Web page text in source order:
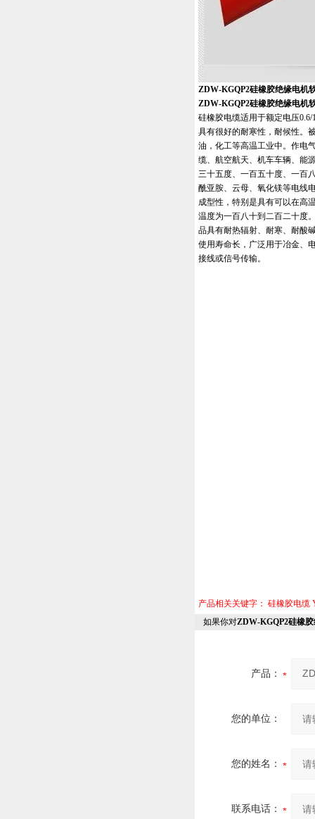
ZDW-KGQP2硅橡胶绝缘电机
ZDW-KGQP2硅橡胶绝缘电机
硅橡胶电缆适用于额定电压
具有很好的耐寒性，耐候性。
油，化工等高温工业中。作电
缆、航空航天、机车车辆、能
三十五度、一百五十度、一百
酰亚胺、云母、氧化镁等电线
成型性，特别是具有可以在高
温度为一百八十到二百二十度
品具有耐热辐射、耐寒、耐酸
使用寿命长，广泛用于冶金、
接线或信号传输。
产品相关关键字： 硅橡胶电缆
如果你对ZDW-KGQP2硅橡
产品：
您的单位：
您的姓名：
联系电话：